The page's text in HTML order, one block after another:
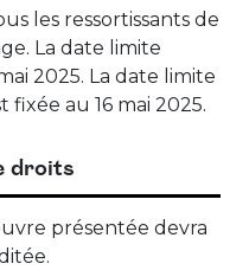
les ressortissants de
La date limite
2025. La date limite
au 16 mai 2025.
droits
présentée devra